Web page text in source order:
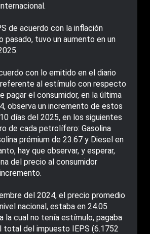
de acuerdo con la inflación
pasado, tuvo un aumento en un
con lo emitido en el diario
al estímulo con respecto
pagar el consumidor, en la última
observa un incremento de estos
días del 2025, en los siguientes
de cada petrolífero: Gasolina
prémium de 23.67 y Diesel en
hay que observar, y esperar,
del precio al consumidor
del 2024, el precio promedio
nacional, estaba en 24.05
la cual no tenía estímulo, pagaba
total del impuesto IEPS (6.1752